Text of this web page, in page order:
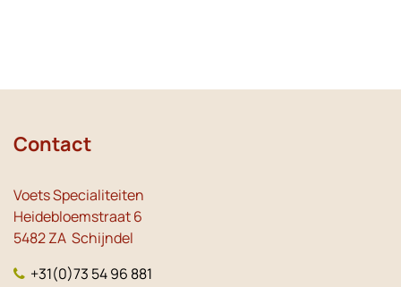
Contact
Voets Specialiteiten
Heidebloemstraat 6
5482 ZA Schijndel
+31(0)73 54 96 881